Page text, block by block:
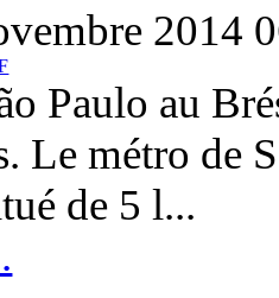
2014
Paulo au
Le métro de
de 5 l...